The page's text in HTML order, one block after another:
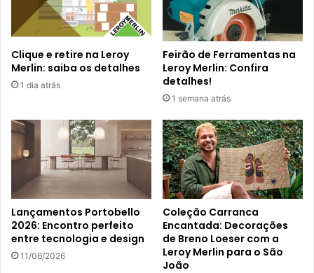
Clique e retire na Leroy
Merlin: saiba os detalhes
1 dia atrás
Feirão de Ferramentas na
Leroy Merlin: Confira
detalhes!
1 semana atrás
Lançamentos Portobello
2026: Encontro perfeito
entre tecnologia e design
11/06/2026
Coleção Carranca
Encantada: Decorações
de Breno Loeser com a
Leroy Merlin para o São
João